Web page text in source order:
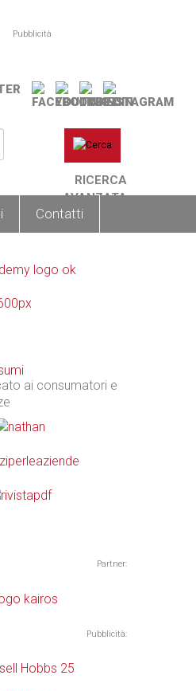
Pubblicità
RICERCA
AVANZATA
Contatti
ai consumatori e
Partner:
Pubblicità: